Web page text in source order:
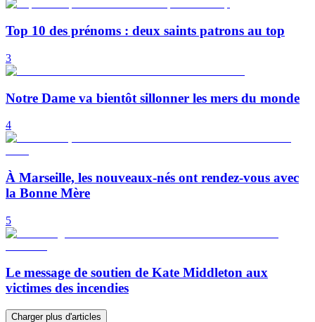
Top 10 des prénoms : deux saints patrons au top
3
Notre Dame va bientôt sillonner les mers du monde
4
À Marseille, les nouveaux-nés ont rendez-vous avec
la Bonne Mère
5
Le message de soutien de Kate Middleton aux
victimes des incendies
Charger plus d'articles